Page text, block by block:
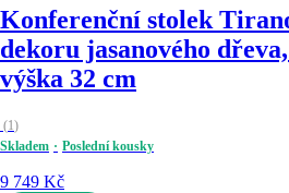
Konferenční stolek
dekoru jasanového
výška 32 cm
(1)
Skladem
Poslední kousky
9 749 Kč